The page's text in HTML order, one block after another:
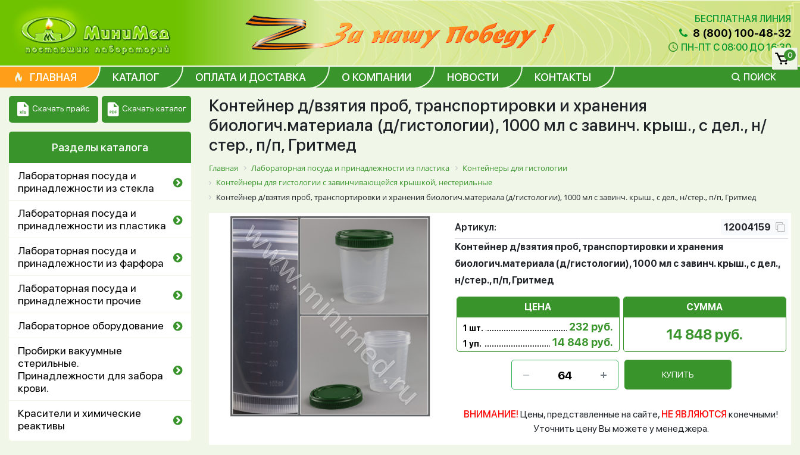
БЕСПЛАТНАЯ ЛИНИЯ
8 (800) 100-48-32
ПН-ПТ С 08:00 ДО 16:30
ГЛАВНАЯ КАТАЛОГ ОПЛАТА И ДОСТАВКА О КОМПАНИИ НОВОСТИ КОНТАКТЫ ПОИСК
0
Скачать прайс Скачать каталог
Разделы каталога
Лабораторная посуда и
принадлежности из стекла
Лабораторная посуда и
принадлежности из пластика
Лабораторная посуда и
принадлежности из фарфора
Лабораторная посуда и
принадлежности прочие
Лабораторное оборудование
Пробирки вакуумные
стерильные.
Принадлежности для забора
крови.
Красители и химические
реактивы
Контейнер д/взятия проб, транспортировки и хранения
биологич.материала (д/гистологии), 1000 мл с завинч. крыш., с дел., н/
стер., п/п, Гритмед
Главная Лабораторная посуда и принадлежности из пластика
Контейнеры для гистологии
Контейнеры для гистологии с завинчивающейся крышкой, нестерильные
Контейнер д/взятия проб, транспортировки и хранения биологич.материала (д/гистологии), 1000 мл с завинч. крыш., с дел., н/стер., п/п, Гритмед
Артикул:
12004159
Контейнер д/взятия проб, транспортировки и хранения
биологич.материала (д/гистологии), 1000 мл с завинч. крыш., с дел.,
н/стер., п/п, Гритмед
ЦЕНА
1 шт. 232 руб.
1 уп. 14 848 руб.
СУММА
14 848 руб.
КУПИТЬ
ВНИМАНИЕ! Цены, представленные на сайте, НЕ ЯВЛЯЮТСЯ конечными!
Уточнить цену Вы можете у менеджера.